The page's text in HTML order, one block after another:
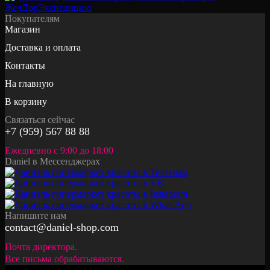
Покупателям
Магазин
Доставка и оплата
Контакты
На главную
В корзину
Связаться сейчас
+7 (959) 567 88 88
Ежедневно с 9:00 до 18:00
Daniel в Мессенджерах
Напишите нам
contact@daniel-shop.com
Почта директора.
Все письма обрабатываются.